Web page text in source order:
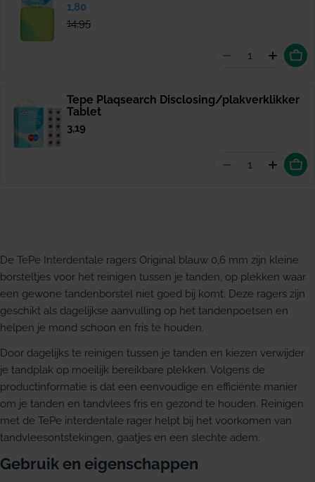
Verkoopprijs
1,80
Normale
prijs
14,95
Aantal
Tepe Plaqsearch Disclosing/plakverklikker
Tablet
Normale
3,19
Aantal
De TePe Interdentale ragers Original blauw 0,6 mm zijn kleine
borsteltjes voor het reinigen tussen je tanden, op plekken waar
een gewone tandenborstel niet goed bij komt. Deze ragers zijn
geschikt als dagelijkse aanvulling op het tandenpoetsen en
helpen je mond schoon en fris te houden.
Door dagelijks te reinigen tussen je tanden en kiezen verwijder
je tandplak op moeilijk bereikbare plekken. Volgens de
productinformatie is dat een eenvoudige en efficiënte manier
om je tanden en tandvlees fris en gezond te houden. Reinigen
met de TePe interdentale rager helpt bij het voorkomen van
tandvleesontstekingen, gaatjes en een slechte adem.
Gebruik en eigenschappen